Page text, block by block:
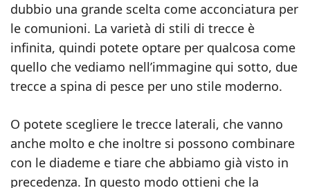
dubbio una grande scelta come acconciatura per
le comunioni. La varietà di stili di trecce è
infinita, quindi potete optare per qualcosa come
quello che vediamo nell’immagine qui sotto, due
trecce a spina di pesce per uno stile moderno.
O potete scegliere le trecce laterali, che vanno
anche molto e che inoltre si possono combinare
con le diademe e tiare che abbiamo già visto in
precedenza. In questo modo ottieni che la